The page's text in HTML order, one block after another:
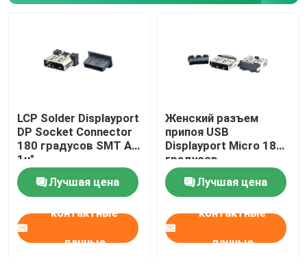
LCP Solder Displayport
DP Socket Connector
180 градусов SMT Au
1u"
Лучшая цена
контактные
данные
Женский разъем
припоя USB
Displayport Micro 180
градусов
ПОГРУЖЕНИЯ СМТ
Лучшая цена
контактные
данные